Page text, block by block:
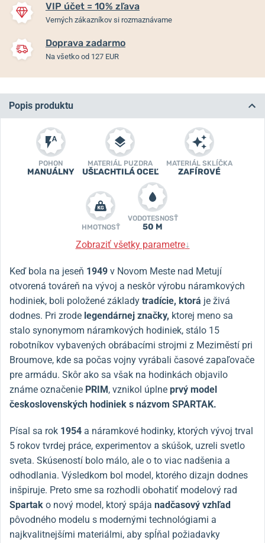
VIP účet = 10% zľava
Verných zákazníkov si rozmaznávame
Doprava zadarmo
Na všetko od 127 EUR
Popis produktu
POHON
MANUÁLNY
MATERIÁL PUZDRA
UŠĽACHTILÁ OCEĽ
MATERIÁL SKLÍČKA
ZAFÍROVÉ
HMOTNOSŤ
VODOTESNOSŤ
50 M
Zobraziť všetky parametre↓
Keď bola na jeseň 1949 v Novom Meste nad Metují
otvorená továreň na vývoj a neskôr výrobu náramkových
hodiniek, boli položené základy tradície, ktorá je živá
dodnes. Pri zrode legendárnej značky, ktorej meno sa
stalo synonymom náramkových hodiniek, stálo 15
robotníkov vybavených obrábacími strojmi z Meziměstí pri
Broumove, kde sa počas vojny vyrábali časové zapaľovače
pre armádu. Skôr ako sa však na hodinkách objavilo
známe označenie PRIM, vznikol úplne prvý model
československých hodiniek s názvom SPARTAK.
Písal sa rok 1954 a náramkové hodinky, ktorých vývoj trval
5 rokov tvrdej práce, experimentov a skúšok, uzreli svetlo
sveta. Skúseností bolo málo, ale o to viac nadšenia a
odhodlania. Výsledkom bol model, ktorého dizajn dodnes
inšpiruje. Preto sme sa rozhodli obohatiť modelový rad
Spartak o nový model, ktorý spája nadčasový vzhľad
pôvodného modelu s modernými technológiami a
najkvalitnejšími materiálmi, aby spĺňal požiadavky